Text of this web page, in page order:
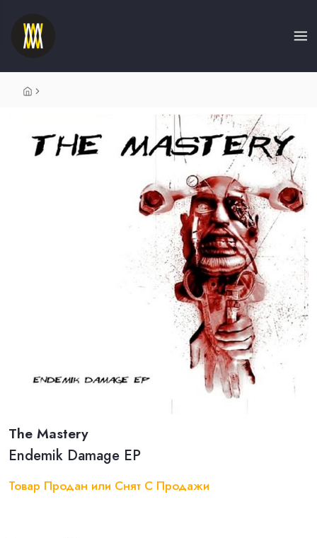
The Mastery
Endemik Damage EP
Товар Продан или Снят С Продажи